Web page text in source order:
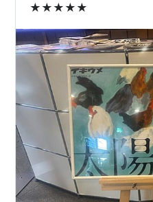
エリー名義では「エリ
す」に出演。
ウォードえりか名義で
た。
*1 http://star-studio.jp/
★★★★★